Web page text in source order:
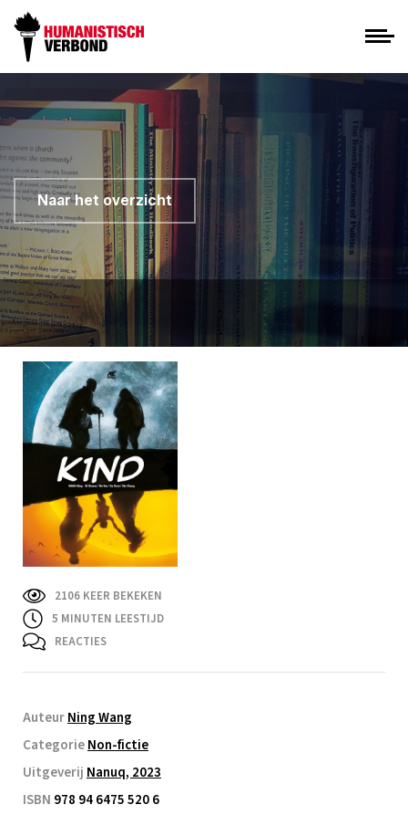
Naar het overzicht
2106 KEER BEKEKEN
5 MINUTEN LEESTIJD
REACTIES
AuteurNing Wang
CategorieNon-fictie
Uitgeverij Nanuq, 2023
ISBN 978 94 6475 520 6